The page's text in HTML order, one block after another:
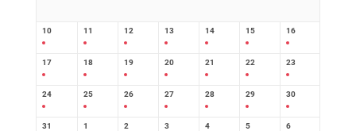
10 11 12 13 14 15 16
17 18 19 20 21 22 23
24 25 26 27 28 29 30
31 1 2 3 4 5 6